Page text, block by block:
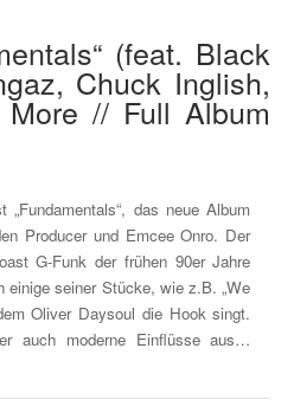
(feat. Black
Chuck Inglish,
// Full Album
das neue Album
Producer und Emcee Onro. Der
G-Funk der frühen 90er Jahre
einige seiner Stücke, wie z.B. „We
Oliver Daysoul die Hook singt.
auch moderne Einflüsse aus…